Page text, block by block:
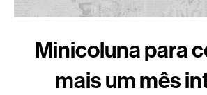
Minicoluna para
mais um mês